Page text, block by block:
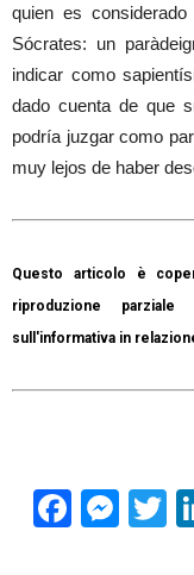
quien es
Sócrates: un
indicar como
dado cuenta de que
podría juzgar como
muy lejos de haber
Questo articolo è
riproduzione
sull'informativa in